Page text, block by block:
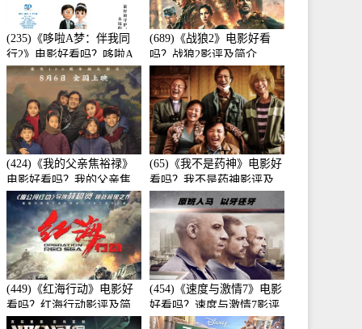
(235)《哆啦A梦：伴我同
行2》电影好看吗？哆啦A
梦：伴我同行2影评及简介
(689)《战狼2》电影好看
吗？战狼2影评及简介
(424)《我的父亲焦裕禄》
电影好看吗？我的父亲焦
裕禄影评及简介
(65)《我不是药神》电影好
看吗？我不是药神影评及
简介
(449)《红海行动》电影好
看吗？红海行动影评及简
介
(454)《速度与激情7》电影
好看吗？速度与激情7影评
及简介